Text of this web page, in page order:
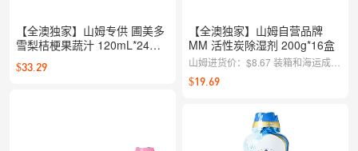
【全澳独家】山姆专供 圃美多
雪梨桔梗果蔬汁 120mL*24瓶
入
$33.29
【全澳独家】山姆自营品牌
MM 活性炭除湿剂 200g*16盒
山姆进货价：$8.67 装箱和海运成
本：$5.41 中国采购资金成本：
$0.69 售价：$19.69 毛利率：约
送，损耗和人事，以及运营产生的各
$19.69